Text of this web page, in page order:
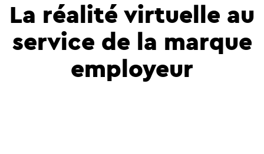
La réalité virtuelle au
service de la marque
employeur